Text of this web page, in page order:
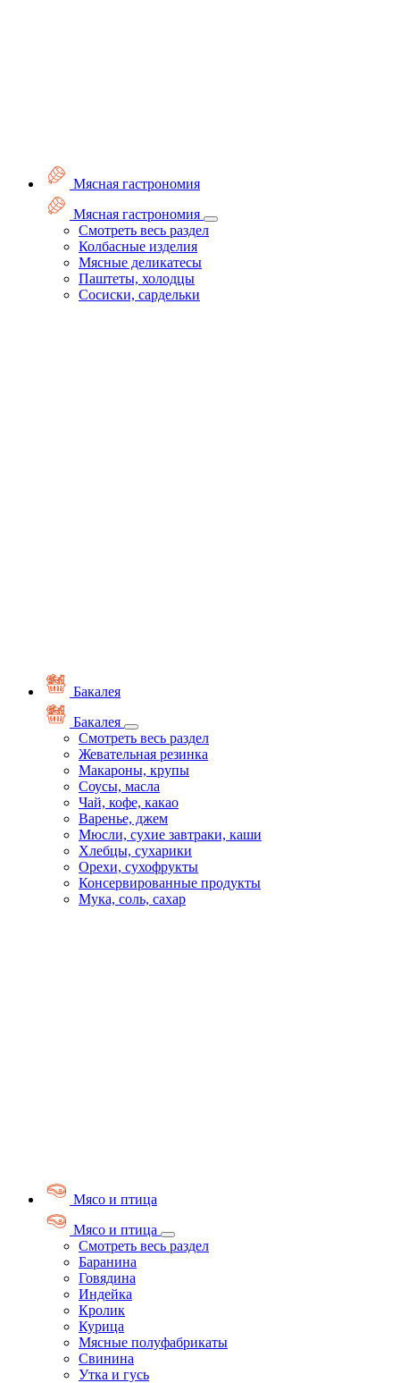
Мясная гастрономия
Мясная гастрономия
Смотреть весь раздел
Колбасные изделия
Мясные деликатесы
Паштеты, холодцы
Сосиски, сардельки
Бакалея
Бакалея
Смотреть весь раздел
Жевательная резинка
Макароны, крупы
Соусы, масла
Чай, кофе, какао
Варенье, джем
Мюсли, сухие завтраки, каши
Хлебцы, сухарики
Орехи, сухофрукты
Консервированные продукты
Мука, соль, сахар
Мясо и птица
Мясо и птица
Смотреть весь раздел
Баранина
Говядина
Индейка
Кролик
Курица
Мясные полуфабрикаты
Свинина
Утка и гусь